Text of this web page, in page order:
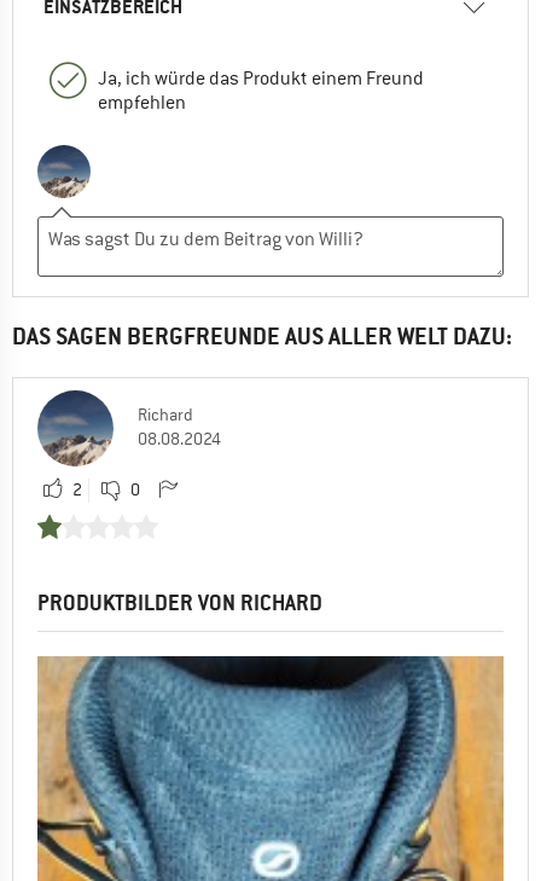
EINSATZBEREICH
Ja, ich würde das Produkt einem Freund
empfehlen
DAS SAGEN BERGFREUNDE AUS ALLER WELT DAZU:
Richard
08.08.2024
2 0
PRODUKTBILDER VON RICHARD